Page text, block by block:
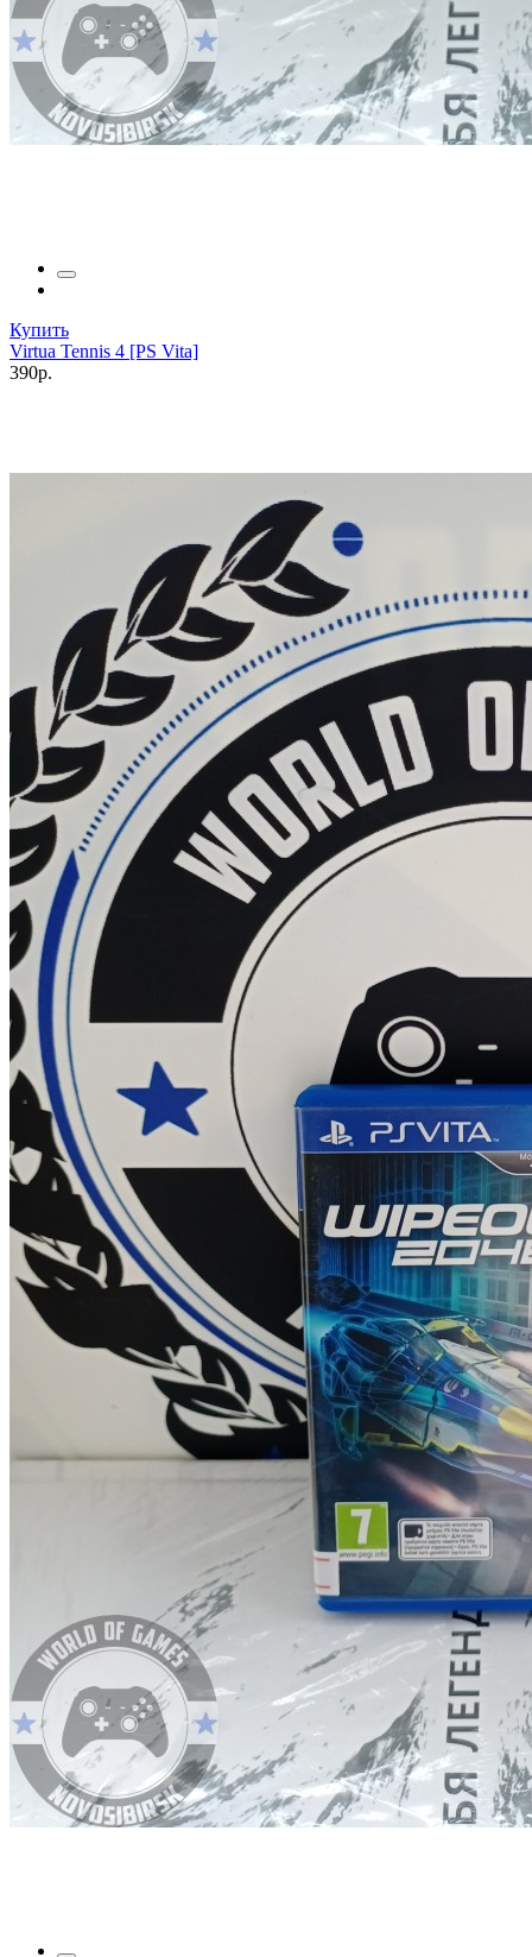
Купить
Virtua Tennis 4 [PS Vita]
390р.